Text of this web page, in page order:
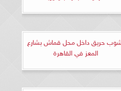
حريق داخل محل قماش بشارع
المعز في القاهرة